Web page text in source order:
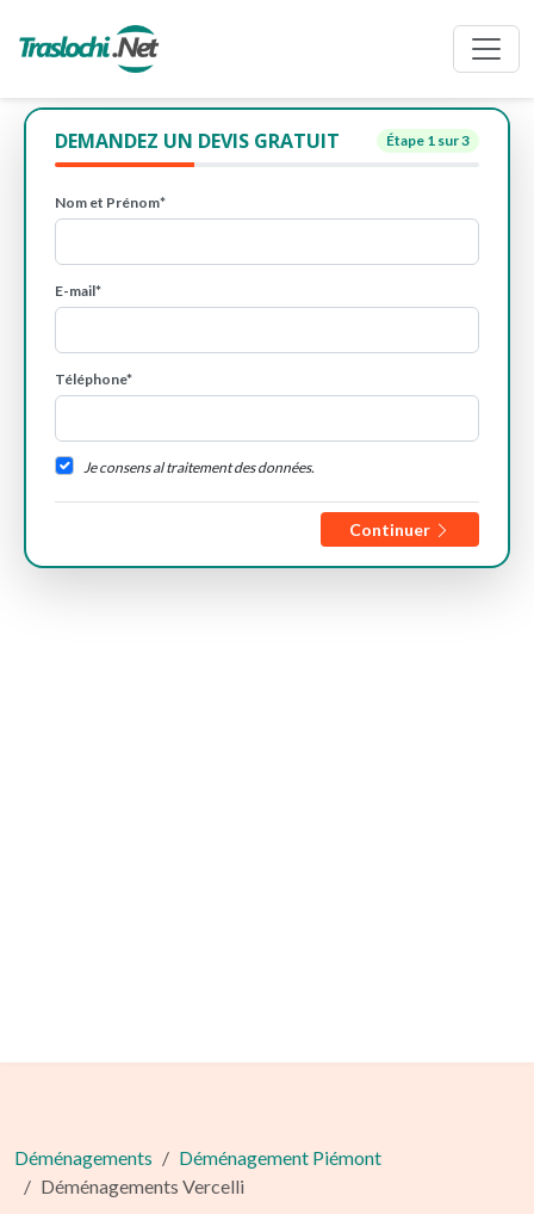
DEMANDEZ UN DEVIS GRATUIT Étape 1 sur 3
Nom et Prénom*
E-mail*
Téléphone*
Je consens al traitement des données.
Continuer
Déménagements
Déménagement Piémont
Déménagements Vercelli